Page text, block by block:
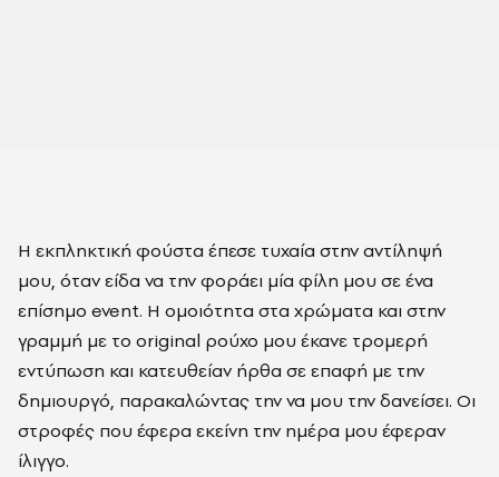
Η εκπληκτική φούστα έπεσε τυχαία στην αντίληψή
μου, όταν είδα να την φοράει μία φίλη μου σε ένα
επίσημο event. Η ομοιότητα στα χρώματα και στην
γραμμή με το original ρούχο μου έκανε τρομερή
εντύπωση και κατευθείαν ήρθα σε επαφή με την
δημιουργό, παρακαλώντας την να μου την δανείσει. Οι
στροφές που έφερα εκείνη την ημέρα μου έφεραν
ίλιγγο.